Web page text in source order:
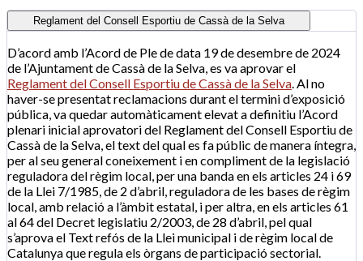
Reglament del Consell Esportiu de Cassà de la Selva
D’acord amb l’Acord de Ple de data 19 de desembre de 2024
de l’Ajuntament de Cassà de la Selva, es va aprovar el
Reglament del Consell Esportiu de Cassà de la Selva. Al no
haver-se presentat reclamacions durant el termini d’exposició
pública, va quedar automàticament elevat a definitiu l’Acord
plenari inicial aprovatori del Reglament del Consell Esportiu de
Cassà de la Selva, el text del qual es fa públic de manera íntegra,
per al seu general coneixement i en compliment de la legislació
reguladora del règim local, per una banda en els articles 24 i 69
de la Llei 7/1985, de 2 d’abril, reguladora de les bases de règim
local, amb relació a l’àmbit estatal, i per altra, en els articles 61
al 64 del Decret legislatiu 2/2003, de 28 d’abril, pel qual
s’aprova el Text refós de la Llei municipal i de règim local de
Catalunya que regula els òrgans de participació sectorial.